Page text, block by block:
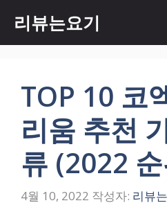
츠
리뷰는요기
TOP 10 코
리움 추천
류 (2022
4월 10, 2022 작성자: 리뷰